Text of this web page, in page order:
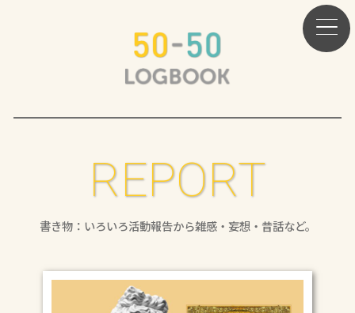
REPORT
書き物：いろいろ活動報告から雑感・妄想・昔話など。